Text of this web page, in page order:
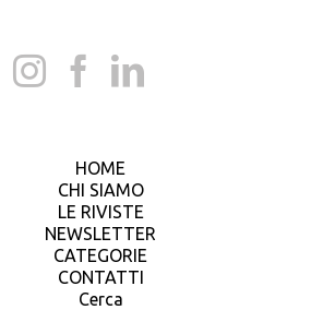
HOME
CHI SIAMO
LE RIVISTE
NEWSLETTER
CATEGORIE
CONTATTI
Cerca